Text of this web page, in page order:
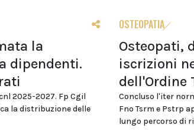
la
dipendenti.
2025-2027. Fp Cgil
la distribuzione delle
OSTEOPATIA
Osteopati,
iscrizioni
dell'Ordine
Concluso l'iter
Fno Tsrm e Pstrp
lungo percorso di